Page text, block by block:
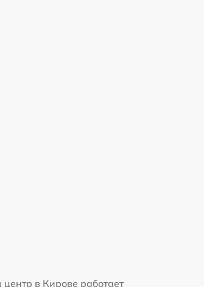
в Кирове работает